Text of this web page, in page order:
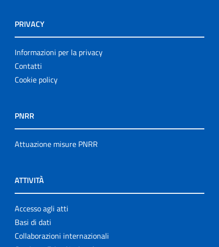
PRIVACY
Informazioni per la privacy
Contatti
Cookie policy
PNRR
Attuazione misure PNRR
ATTIVITÀ
Accesso agli atti
Basi di dati
Collaborazioni internazionali